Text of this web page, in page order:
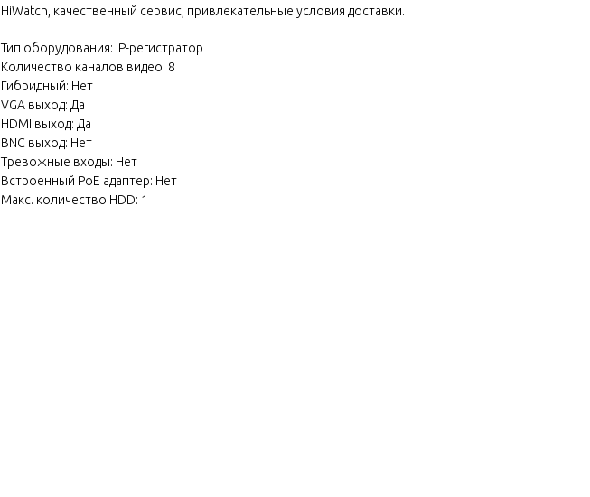
HiWatch, качественный сервис, привлекательные условия доставки.
Тип оборудования: IP-регистратор
Количество каналов видео: 8
Гибридный: Нет
VGA выход: Да
HDMI выход: Да
BNC выход: Нет
Тревожные входы: Нет
Встроенный PoE адаптер: Нет
Макс. количество HDD: 1